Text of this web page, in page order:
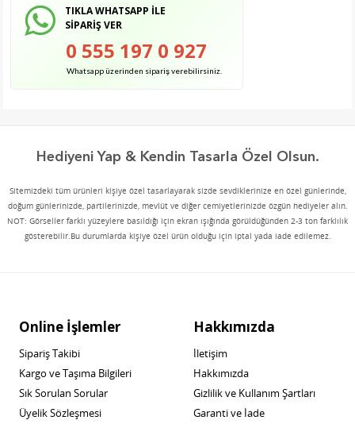
TIKLA WHATSAPP İLE
SİPARİŞ VER
0 555 197 0 927
Whatsapp üzerinden sipariş verebilirsiniz.
Hediyeni Yap & Kendin Tasarla Özel Olsun.
Sitemizdeki tüm ürünleri kişiye özel tasarlayarak sizde sevdiklerinize en özel günlerinde,
doğum günlerinizde, partilerinizde, mevlüt ve diğer cemiyetlerinizde özgün hediyeler alın.
NOT: Görseller farklı yüzeylere basıldığı için ekran ışığında görüldüğünden 2-3 ton farklılık
gösterebilir.Bu durumlarda kişiye özel ürün olduğu için iptal yada iade edilemez.
Online İşlemler
Sipariş Takibi
Kargo ve Taşıma Bilgileri
Sık Sorulan Sorular
Üyelik Sözleşmesi
Hakkımızda
İletişim
Hakkımızda
Gizlilik ve Kullanım Şartları
Garanti ve İade